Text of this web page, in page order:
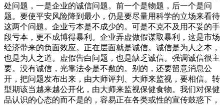
处问题，一是企业的诚信问题。前一个是物题，后一个是问
题。要使平安风险降到最小，仍是要尽量用科学的立场来看待
这两个问题。企业亏本是不成少的。可是不克不及用不妥的手
段亏本，更不成博得暴利。企业弄虚做假谋取暴利，这是市场
经济带来的负面效应。正在层面就是诚信。诚信是为人之本，
也是为人之道。虚假告白问题，也是缺乏诚信。强调诚信很主
要。没有诚信，光靠法令是不敷的。别的，还要留意消息公
开，把问题发布出来，由大师评判、大师来监视，要相信。转
型期该当越来越公开化，由大师来监视保健食物。我们对保健
品认识的心态的而不是的，容易正在各类或性的宣传鼓惑下，